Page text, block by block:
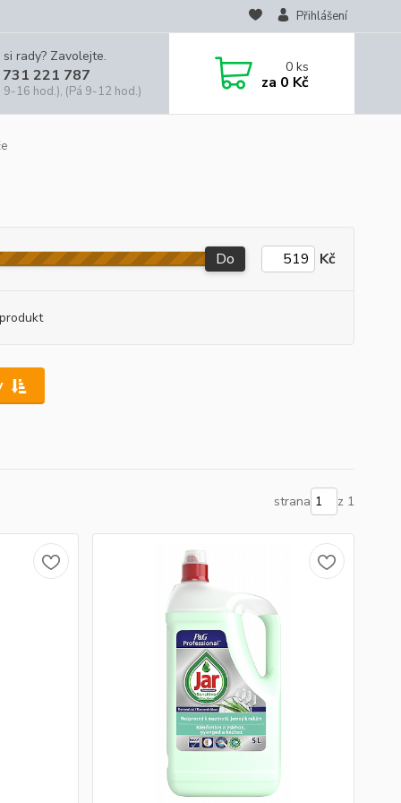
Přihlášení
rady? Zavolejte.
221 787
9-16 hod.), (Pá 9-12 hod.)
0ks
za 0 Kč
Do Kč
strana z 1